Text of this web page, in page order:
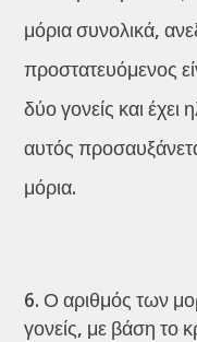
μόρια συνολικά,
προστατευόμενος
δύο γονείς και έχει
αυτός
μόρια.
Ο αριθμός των
γονείς, με βάση το